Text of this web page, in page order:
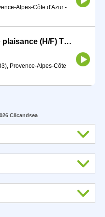
Alpes-Côte d'Azur -
Mécanicien de bateaux de plaisance (H/F) TDFE2026
Provence-Alpes-Côte
Clicandsea